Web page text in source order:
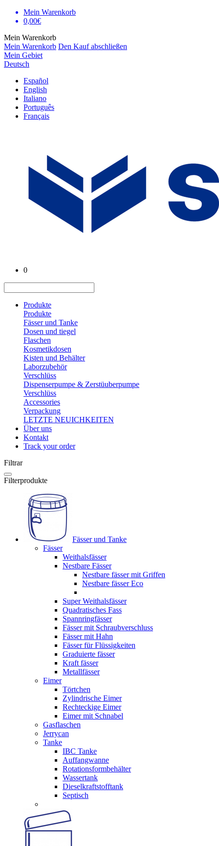
Mein Warenkorb
0,00€
Mein Warenkorb
Mein Warenkorb Den Kauf abschließen
Mein Gebiet
Deutsch
Español
English
Italiano
Português
Français
0
Produkte
Produkte
Fässer und Tanke
Dosen und tiegel
Flaschen
Kosmetikdosen
Kisten und Behälter
Laborzubehör
Verschlüss
Dispenserpumpe & Zerstüuberpumpe
Verschlüss
Accessories
Verpackung
LETZTE NEUICHKEITEN
Über uns
Kontakt
Track your order
Filtrar
Filterprodukte
Fässer und Tanke
Fässer
Weithalsfässer
Nestbare Fässer
Nestbare fässer mit Griffen
Nestbare fässer Eco
Super Weithalsfässer
Quadratisches Fass
Spannringfässer
Fässer mit Schraubverschluss
Fässer mit Hahn
Fässer für Flüssigkeiten
Graduierte fässer
Kraft fässer
Metallfässer
Eimer
Törtchen
Zylindrische Eimer
Rechteckige Eimer
Eimer mit Schnabel
Gasflaschen
Jerrycan
Tanke
IBC Tanke
Auffangwanne
Rotationsformbehälter
Wassertank
Dieselkraftstofftank
Septisch